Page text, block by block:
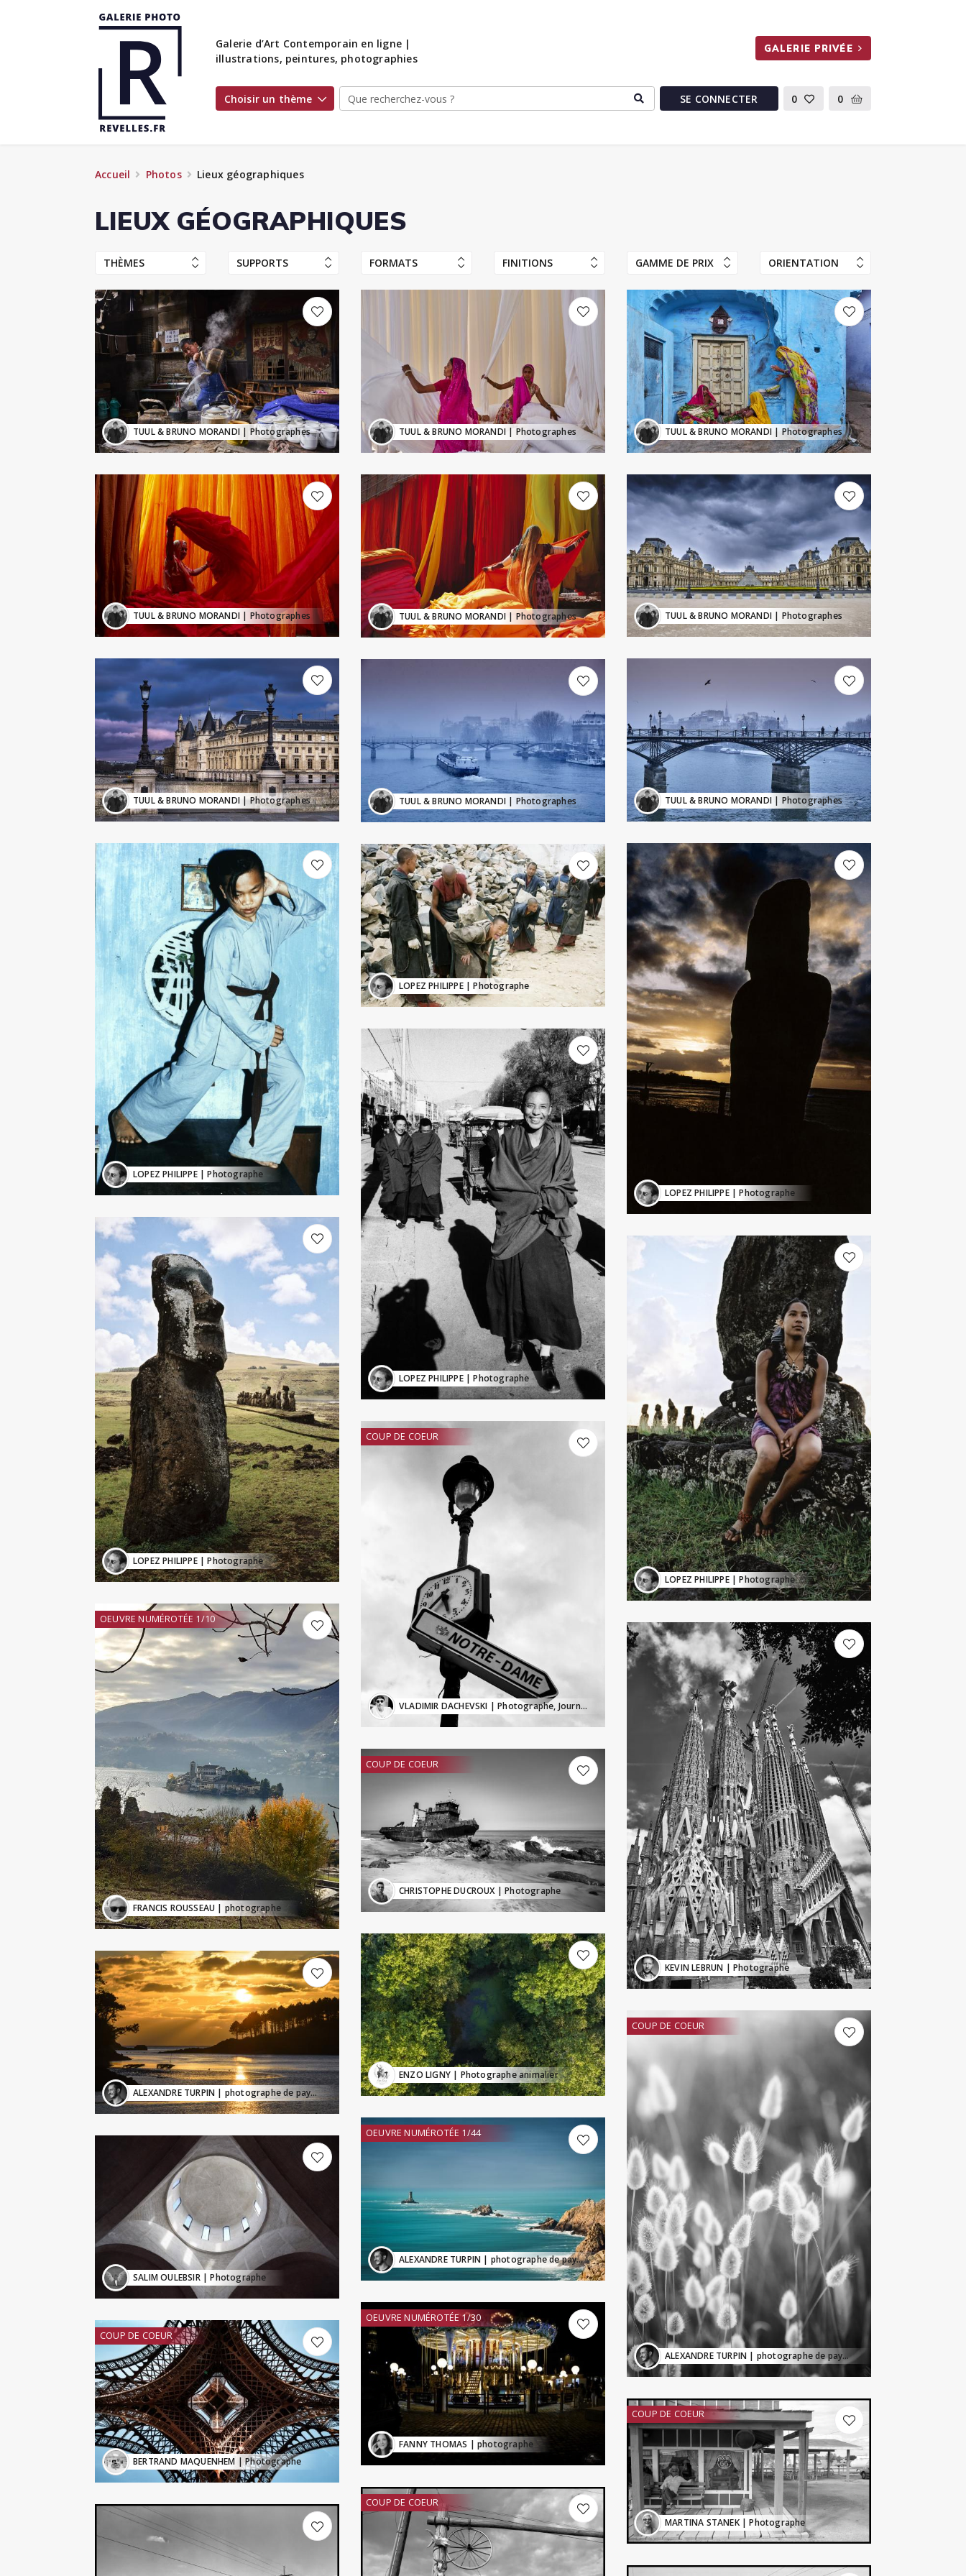
Galerie d’Art Contemporain en ligne |
illustrations, peintures, photographies
GALERIE PRIVÉE
Choisir un thème SE CONNECTER 0 0
Accueil Photos Lieux géographiques
LIEUX GÉOGRAPHIQUES
THÈMES SUPPORTS FORMATS FINITIONS GAMME DE PRIX ORIENTATION
TUUL & BRUNO MORANDI | Photographes
TUUL & BRUNO MORANDI | Photographes
TUUL & BRUNO MORANDI | Photographes
LOPEZ PHILIPPE| Photographe
LOPEZ PHILIPPE| Photographe
OEUVRE NUMÉROTÉE 1/10
FRANCIS ROUSSEAU | photographe
ALEXANDRE TURPIN | photographe de paysage
SALIM OULEBSIR| Photographe
COUP DE COEUR
BERTRAND MAQUENHEM | Photographe
TUUL & BRUNO MORANDI | Photographes
TUUL & BRUNO MORANDI | Photographes
TUUL & BRUNO MORANDI | Photographes
LOPEZ PHILIPPE| Photographe
LOPEZ PHILIPPE| Photographe
COUP DE COEUR
VLADIMIR DACHEVSKI | Photographe, Journaliste
COUP DE COEUR
CHRISTOPHE DUCROUX| Photographe
ENZO LIGNY | Photographe animalier
OEUVRE NUMÉROTÉE 1/44
ALEXANDRE TURPIN | photographe de paysage
OEUVRE NUMÉROTÉE 1/30
FANNY THOMAS | photographe
COUP DE COEUR
TUUL & BRUNO MORANDI | Photographes
TUUL & BRUNO MORANDI | Photographes
TUUL & BRUNO MORANDI | Photographes
LOPEZ PHILIPPE| Photographe
LOPEZ PHILIPPE| Photographe
KEVIN LEBRUN | Photographe
COUP DE COEUR
ALEXANDRE TURPIN | photographe de paysage
COUP DE COEUR
MARTINA STANEK| Photographe